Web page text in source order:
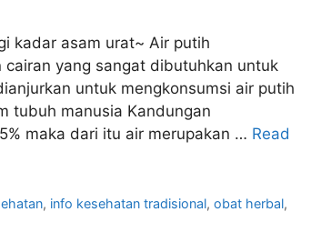
kadar asam urat~ Air putih
yang sangat dibutuhkan untuk
untuk mengkonsumsi air putih
tubuh manusia Kandungan
maka dari itu air merupakan … Read
, info kesehatan tradisional,obat herbal,